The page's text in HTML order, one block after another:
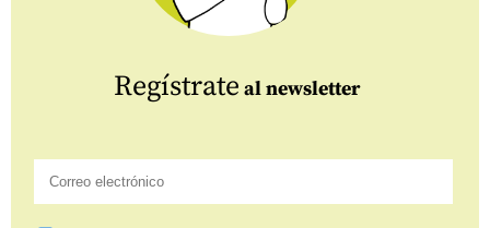
Regístrate al newsletter